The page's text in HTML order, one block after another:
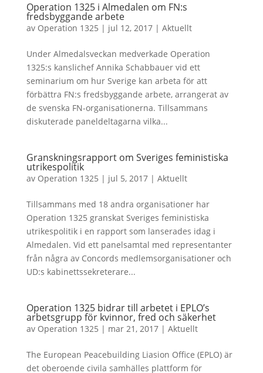
Operation 1325 i Almedalen om FN:s
fredsbyggande arbete
av Operation 1325 | jul 12, 2017| Aktuellt
Under Almedalsveckan medverkade Operation
1325:s kanslichef Annika Schabbauer vid ett
seminarium om hur Sverige kan arbeta för att
förbättra FN:s fredsbyggande arbete, arrangerat av
de svenska FN-organisationerna. Tillsammans
diskuterade paneldeltagarna vilka...
Granskningsrapport om Sveriges feministiska
utrikespolitik
av Operation 1325 | jul 5, 2017| Aktuellt
Tillsammans med 18 andra organisationer har
Operation 1325 granskat Sveriges feministiska
utrikespolitik i en rapport som lanserades idag i
Almedalen. Vid ett panelsamtal med representanter
från några av Concords medlemsorganisationer och
UD:s kabinettssekreterare...
Operation 1325 bidrar till arbetet i EPLO’s
arbetsgrupp för kvinnor, fred och säkerhet
av Operation 1325 | mar 21, 2017| Aktuellt
The European Peacebuilding Liasion Office (EPLO) är
det oberoende civila samhälles plattform för